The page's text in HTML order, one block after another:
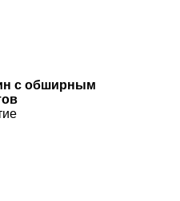
с обширным